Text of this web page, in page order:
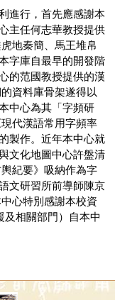
進行，首先應感謝本
主任何志華教授提供
地秦簡、馬王堆帛
字庫自最早的開發階
的范國教授提供的漢
資料庫骨架遂得以
中心為其「字頻研
代漢語常用字頻率
製作。近年本中心就
文化地圖中心許盤清
紀要》吸納作為字
文研習所前導師陳京
心特別感謝本校資
相關部門）自本中